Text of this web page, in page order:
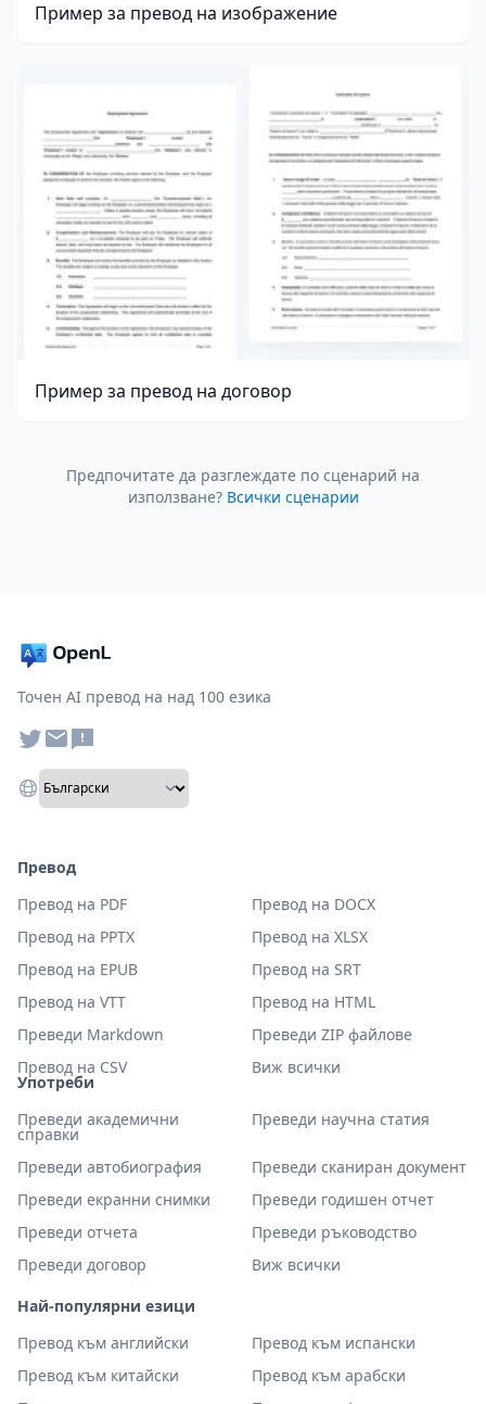
Пример за превод на изображение
Пример за превод на договор
Предпочитате да разглеждате по сценарий на
използване? Всички сценарии
Точен AI превод на над 100 езика
Употреби
Преведи академични
справки
Преведи научна статия
Преведи автобиография
Преведи сканиран документ
Преведи екранни снимки
Преведи годишен отчет
Преведи отчета
Преведи ръководство
Преведи договор
Виж всички
Най-популярни езици
Превод към английски
Превод към испански
Превод към китайски
Превод към арабски
Превод
Превод на PDF
Превод на DOCX
Превод на PPTX
Превод на XLSX
Превод на EPUB
Превод на SRT
Превод на VTT
Превод на HTML
Преведи Markdown
Преведи ZIP файлове
Превод на CSV
Виж всички